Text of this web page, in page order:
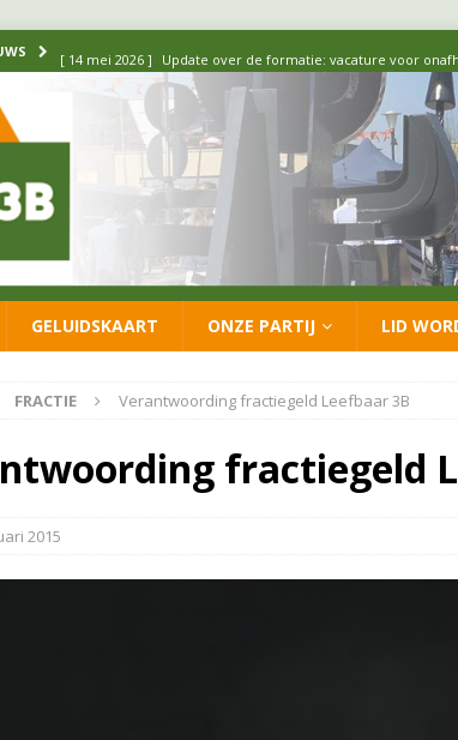
[ 1 april 2026 ] Ontwikkelingen flexwoningen Oekraïners én
[ 26 juni 2026 ] Leefbaar 3B en CDA presenteren
Leefbaar 3B kritisch op LOO2: belangen
[ 20 mei 2026 ] Leefbaar 3B ondersteunt oproep van lokale
GELUIDSKAART ONZE PARTIJ LID
FRACTIE Verantwoording fractiegeld Leefbaar 3B
fractiegeld
2015